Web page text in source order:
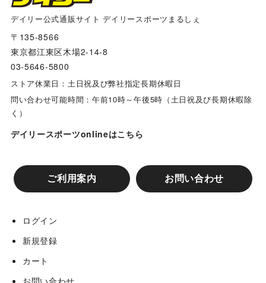
阪神タイガース×デイリー×江坂ジーンズ
兵庫ジビエレザーｘ阪神タイガース コラボグッズ
リゲッタカヌー コラボグッズ
阪神タイガース スマホケース
阪神タイガースコラボ グローブバッグ
デイリー公式通販サイト デイリースポーツまるしぇ
〒135-8566
東京都江東区木場2-14-8
03-5646-5800
ストア休業日：土日祝及び弊社指定長期休暇日
問い合わせ可能時間：午前10時～午後5時（土日祝及び長期休暇除
く）
デイリースポーツonlineはこちら
ご利用案内 お問い合わせ
ログイン
新規登録
カート
お問い合わせ